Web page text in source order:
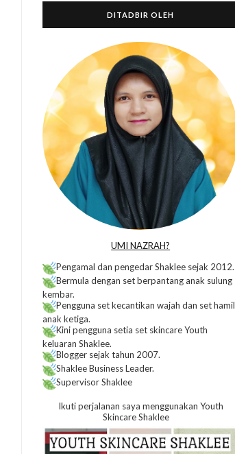
r
DITADBIR OLEH
UMI NAZRAH?
Pengamal dan pengedar Shaklee sejak 2012.
Bermula dengan set berpantang anak sulung
kembar.
Pengguna set kecantikan wajah dan set hamil
anak ketiga.
Kini pengguna setia set skincare Youth
keluaran Shaklee.
Blogger sejak tahun 2007.
Shaklee Business Leader.
Supervisor Shaklee
Ikuti perjalanan saya menggunakan Youth
Skincare Shaklee